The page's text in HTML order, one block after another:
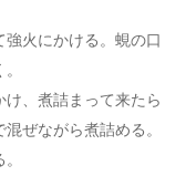
強火にかける。蜆の口
け、煮詰まって来たら
ぜながら煮詰める。